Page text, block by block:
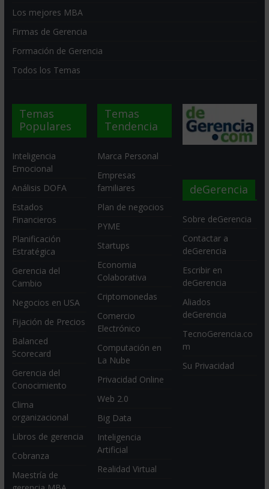
Los mejores MBA
Firmas de Gerencia
Formación de Gerencia
Todos los Temas
Temas
Populares
Inteligencia
Emocional
Análisis DOFA
Estados
Financieros
Planificación
Estratégica
Gerencia del
Cambio
Negocios en USA
Fijación de Precios
Balanced
Scorecard
Gerencia del
Conocimiento
Clima
organizacional
Libros de gerencia
Cobranza
Maestría de
Temas
Tendencia
Marca Personal
Empresas
familiares
Plan de negocios
PYME
Startups
Economia
Colaborativa
Criptomonedas
Comercio
Electrónico
Computación en
La Nube
Privacidad Online
Web 2.0
Big Data
Inteligencia
Artificial
Realidad Virtual
deGerencia
Sobre deGerencia
Contactar a
deGerencia
Escribir en
deGerencia
Aliados
deGerencia
TecnoGerencia.co
m
Su Privacidad